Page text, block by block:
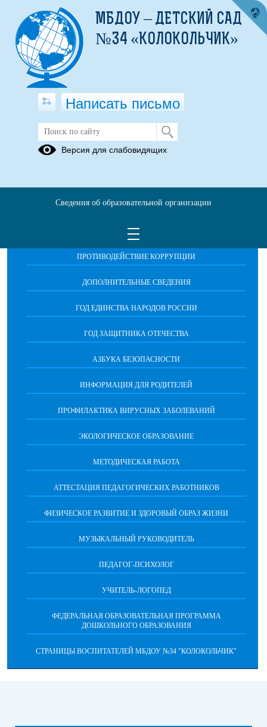
Объявления
ОБРАЩЕНИЯ ГРАЖДАН
ПРОТИВОДЕЙСТВИЕ КОРРУПЦИИ
ДОПОЛНИТЕЛЬНЫЕ СВЕДЕНИЯ
ГОД ЕДИНСТВА НАРОДОВ РОССИИ
ГОД ЗАЩИТНИКА ОТЕЧЕСТВА
АЗБУКА БЕЗОПАСНОСТИ
ИНФОРМАЦИЯ ДЛЯ РОДИТЕЛЕЙ
ПРОФИЛАКТИКА ВИРУСНЫХ ЗАБОЛЕВАНИЙ
ЭКОЛОГИЧЕСКОЕ ОБРАЗОВАНИЕ
МЕТОДИЧЕСКАЯ РАБОТА
АТТЕСТАЦИЯ ПЕДАГОГИЧЕСКИХ РАБОТНИКОВ
ФИЗИЧЕСКОЕ РАЗВИТИЕ И ЗДОРОВЫЙ ОБРАЗ ЖИЗНИ
МУЗЫКАЛЬНЫЙ РУКОВОДИТЕЛЬ
ПЕДАГОГ-ПСИХОЛОГ
УЧИТЕЛЬ-ЛОГОПЕД
ФЕДЕРАЛЬНАЯ ОБРАЗОВАТЕЛЬНАЯ ПРОГРАММА
ДОШКОЛЬНОГО ОБРАЗОВАНИЯ
СТРАНИЦЫ ВОСПИТАТЕЛЕЙ МБДОУ №34 "КОЛОКОЛЬЧИК"
МБДОУ – ДЕТСКИЙ САД
№34 «КОЛОКОЛЬЧИК»
Написать письмо
Версия для слабовидящих
Сведения об образовательной организации